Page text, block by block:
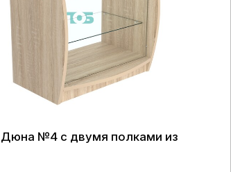
Дюна №4 с двумя полками из